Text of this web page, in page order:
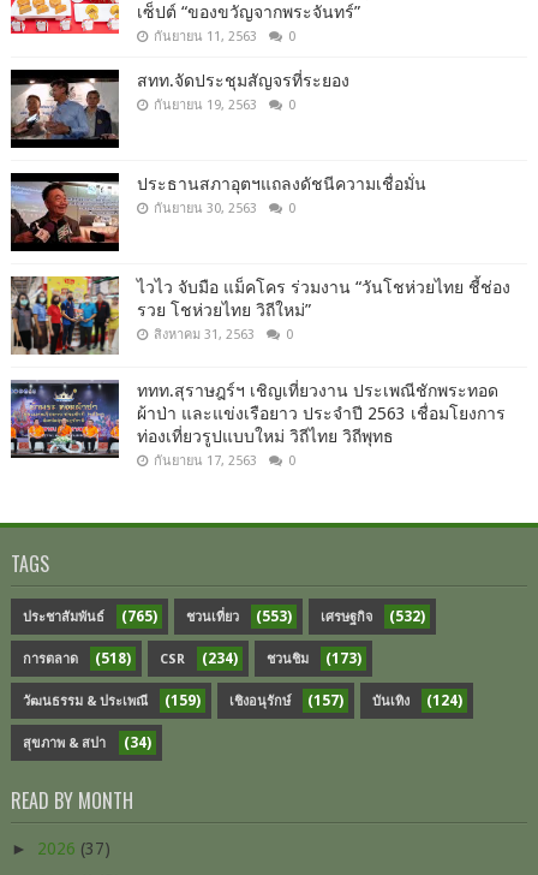
เซ็ปต์ “ของขวัญจากพระจันทร์”
กันยายน 11, 2563 0
สทท.จัดประชุมสัญจรที่ระยอง
กันยายน 19, 2563 0
ประธานสภาอุตฯแถลงดัชนีความเชื่อมั่น​
กันยายน 30, 2563 0
ไวไว จับมือ แม็คโคร ร่วมงาน “วันโชห่วยไทย ชี้ช่อง
รวย โชห่วยไทย วิถีใหม่”
สิงหาคม 31, 2563 0
ททท.สุราษฎร์ฯ เชิญเที่ยวงาน ประเพณีชักพระทอด
ผ้าป่า และแข่งเรือยาว ประจำปี 2563 เชื่อมโยงการ
ท่องเที่ยวรูปแบบใหม่ วิถีไทย วิถีพุทธ
กันยายน 17, 2563 0
TAGS
ประชาสัมพันธ์ (765) ชวนเที่ยว (553) เศรษฐกิจ (532)
การตลาด (518) CSR (234) ชวนชิม (173)
วัฒนธรรม & ประเพณี (159) เชิงอนุรักษ์ (157) บันเทิง (124)
สุขภาพ & สปา (34)
READ BY MONTH
► 2026 (37)